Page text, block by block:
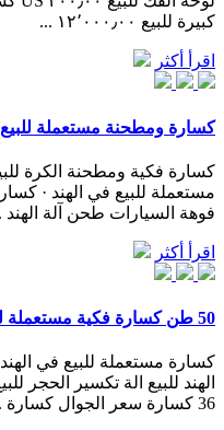
كبيرة للبيع ١٢٬٠٠٠٫٠٠ ...
اقرأ أكثر
كسارة ومطحنة مستعملة للبيع
كسارة فكية ومطحنة الكرة
مستعملة للبيع في الهند ·
فوهة السيارات طحن آلة الهند . 16 حزيران (يونيو) 2016 .
اقرأ أكثر
50 طن كسارة فكية مستعملة للبيع الهند
كسارة مستعملة للبيع في
الهند للبيع الة تكسير الحجر
36 كسارة سعر الجوال كسارة .